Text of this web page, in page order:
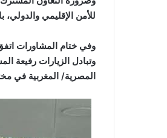
للأمن الإقليمي
وفي ختام المشاورات
وتبادل الزيارات رفيعة
المصرية/ المغربية في